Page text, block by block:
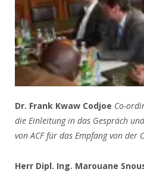
Dr. Frank Kwaw Codjoe Co-
die Einleitung in das Gespräch
von ACF für das Empfang von der
Herr Dipl. Ing. Marouane